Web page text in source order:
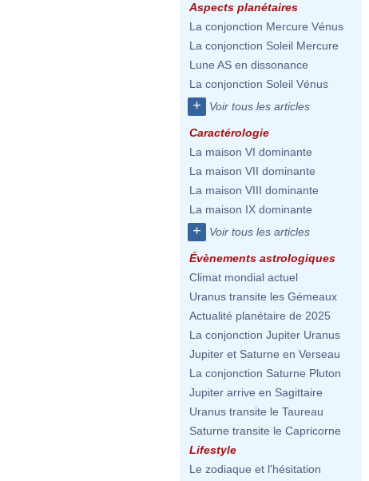
Aspects planétaires
La conjonction Mercure Vénus
La conjonction Soleil Mercure
Lune AS en dissonance
La conjonction Soleil Vénus
+ Voir tous les articles
Caractérologie
La maison VI dominante
La maison VII dominante
La maison VIII dominante
La maison IX dominante
+ Voir tous les articles
Évènements astrologiques
Climat mondial actuel
Uranus transite les Gémeaux
Actualité planétaire de 2025
La conjonction Jupiter Uranus
Jupiter et Saturne en Verseau
La conjonction Saturne Pluton
Jupiter arrive en Sagittaire
Uranus transite le Taureau
Saturne transite le Capricorne
Lifestyle
Le zodiaque et l'hésitation